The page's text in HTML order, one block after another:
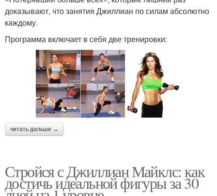
доказывают, что занятия Джиллиан по силам абсолютно
каждому.
Программа включает в себя две тренировки:
читать дальше →
Стройся с Джиллиан Майклс: как
достичь идеальной фигуры за 30